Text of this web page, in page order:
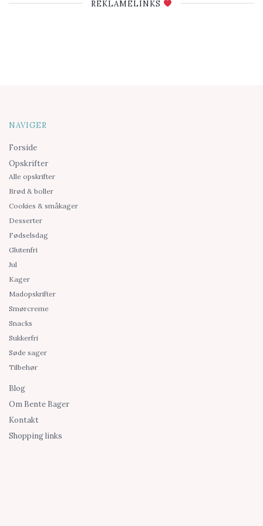
REKLAMELINKS
NAVIGER
Forside
Opskrifter
Alle opskrifter
Brød & boller
Cookies & småkager
Desserter
Fødselsdag
Glutenfri
Jul
Kager
Madopskrifter
Smørcreme
Snacks
Sukkerfri
Søde sager
Tilbehør
Blog
Om Bente Bager
Kontakt
Shopping links